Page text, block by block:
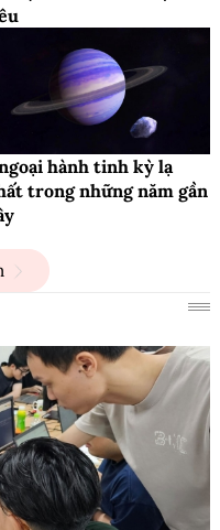
hành tinh kỳ lạ
trong những năm gần